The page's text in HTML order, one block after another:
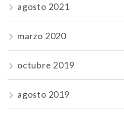
agosto 2021
marzo 2020
octubre 2019
agosto 2019